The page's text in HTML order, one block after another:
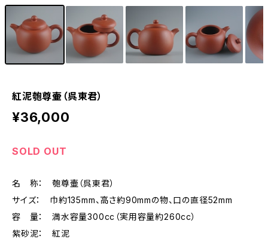
紅泥匏尊壷（呉東君）
¥36,000
SOLD OUT
名 称： 匏尊壷（呉東君）
サイズ： 巾約135mm、高さ約90mmの物、口の直径52mm
容 量： 満水容量300cc（実用容量約260cc）
紫砂泥： 紅泥